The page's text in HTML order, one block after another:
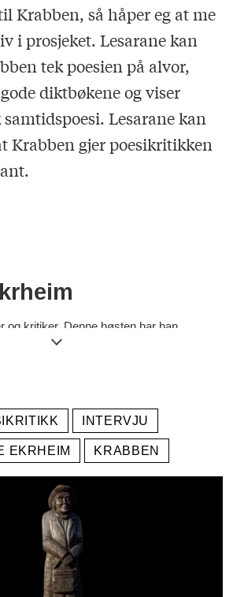
Krabben, så håper eg at me
i prosjeket. Lesarane kan
tek poesien på alvor,
diktbøkene og viser
Lesarane kan
Krabben gjer poesikritikken
og kritiker. Denne høsten har han
INTERVJU
EKRHEIM KRABBEN